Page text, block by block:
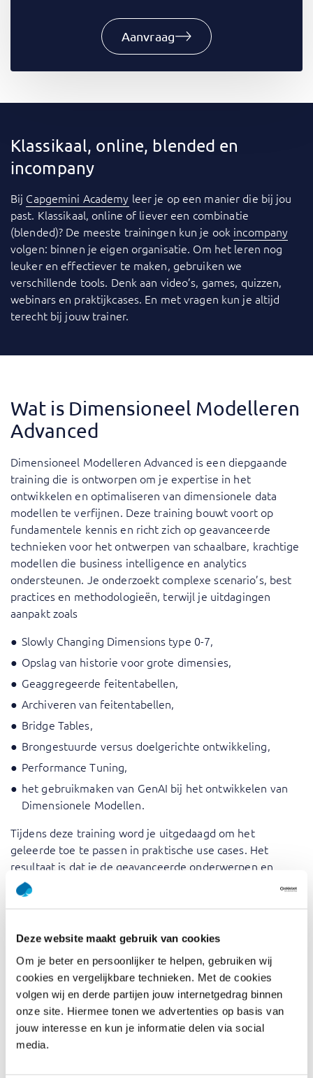
Deze website maakt gebruik van cookies
Om je beter en persoonlijker te helpen, gebruiken wij
cookies en vergelijkbare technieken. Met de cookies
volgen wij en derde partijen jouw internetgedrag binnen
onze site. Hiermee tonen we advertenties op basis van
jouw interesse en kun je informatie delen via social
media.
Aanvraag
Klassikaal, online, blended en
incompany
Bij Capgemini Academy leer je op een manier die bij jou
past. Klassikaal, online of liever een combinatie
(blended)? De meeste trainingen kun je ook incompany
volgen: binnen je eigen organisatie. Om het leren nog
leuker en effectiever te maken, gebruiken we
verschillende tools. Denk aan video’s, games, quizzen,
webinars en praktijkcases. En met vragen kun je altijd
terecht bij jouw trainer.
Wat is Dimensioneel Modelleren
Advanced
Dimensioneel Modelleren Advanced is een diepgaande
training die is ontworpen om je expertise in het
ontwikkelen en optimaliseren van dimensionele data
modellen te verfijnen. Deze training bouwt voort op
fundamentele kennis en richt zich op geavanceerde
technieken voor het ontwerpen van schaalbare, krachtige
modellen die business intelligence en analytics
ondersteunen. Je onderzoekt complexe scenario’s, best
practices en methodologieën, terwijl je uitdagingen
aanpakt zoals
Slowly Changing Dimensions type 0-7,
Opslag van historie voor grote dimensies,
Geaggregeerde feitentabellen,
Archiveren van feitentabellen,
Bridge Tables,
Brongestuurde versus doelgerichte ontwikkeling,
Performance Tuning,
het gebruikmaken van GenAI bij het ontwikkelen van
Dimensionele Modellen.
Tijdens deze training word je uitgedaagd om het
geleerde toe te passen in praktische use cases. Het
resultaat is dat je de geavanceerde onderwerpen en
technieken die tijdens deze training aan bod komen, niet
alleen begrijpt, maar ook herkent wanneer en hoe je deze
Deze training verdiept je ?begrip van dimensionale
modellering door complexe real-world uitdagingen aan te
pakken en bruikbare inzichten te bieden. Onze ervaren
trainers nemen praktische kennis mee uit hun ervaring en
zorgen ervoor dat theoretische concepten worden
gecombineerd met best practices. Je leert hoe je
modellen kunt maken die de toegankelijkheid van data